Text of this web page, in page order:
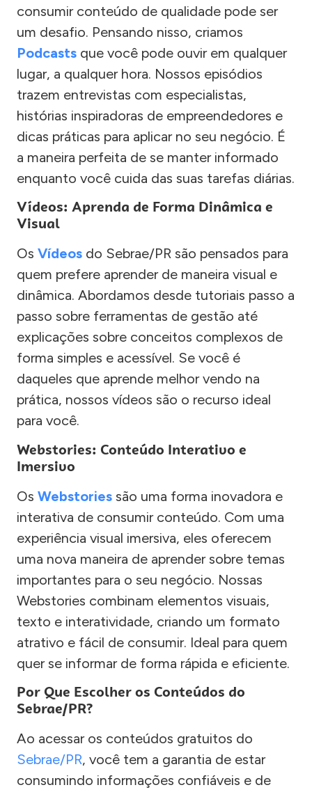
consumir conteúdo de qualidade pode ser
um desafio. Pensando nisso, criamos
Podcasts que você pode ouvir em qualquer
lugar, a qualquer hora. Nossos episódios
trazem entrevistas com especialistas,
histórias inspiradoras de empreendedores e
dicas práticas para aplicar no seu negócio. É
a maneira perfeita de se manter informado
enquanto você cuida das suas tarefas diárias.
Vídeos: Aprenda de Forma Dinâmica e
Visual
Os Vídeos do Sebrae/PR são pensados para
quem prefere aprender de maneira visual e
dinâmica. Abordamos desde tutoriais passo a
passo sobre ferramentas de gestão até
explicações sobre conceitos complexos de
forma simples e acessível. Se você é
daqueles que aprende melhor vendo na
prática, nossos vídeos são o recurso ideal
para você.
Webstories: Conteúdo Interativo e
Imersivo
Os Webstories são uma forma inovadora e
interativa de consumir conteúdo. Com uma
experiência visual imersiva, eles oferecem
uma nova maneira de aprender sobre temas
importantes para o seu negócio. Nossas
Webstories combinam elementos visuais,
texto e interatividade, criando um formato
atrativo e fácil de consumir. Ideal para quem
quer se informar de forma rápida e eficiente.
Por Que Escolher os Conteúdos do
Sebrae/PR?
Ao acessar os conteúdos gratuitos do
Sebrae/PR, você tem a garantia de estar
consumindo informações confiáveis e de